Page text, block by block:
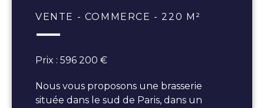
VENTE - COMMERCE - 220 M²
Prix : 596 200 €
Nous vous proposons une brasserie
située dans le sud de Paris, dans un